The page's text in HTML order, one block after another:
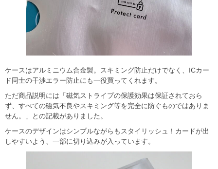
ケースはアルミニウム合金製。スキミング防止だけでなく、ICカー
ド同士の干渉エラー防止にも一役買ってくれます。
ただ商品説明には「磁気ストライプの保護効果は保証されておら
ず、すべての磁気不良やスキミング等を完全に防ぐものではありま
せん。」との記載がありました。
ケースのデザインはシンプルながらもスタイリッシュ！カードが出
しやすいよう、一部に切り込みが入っています。